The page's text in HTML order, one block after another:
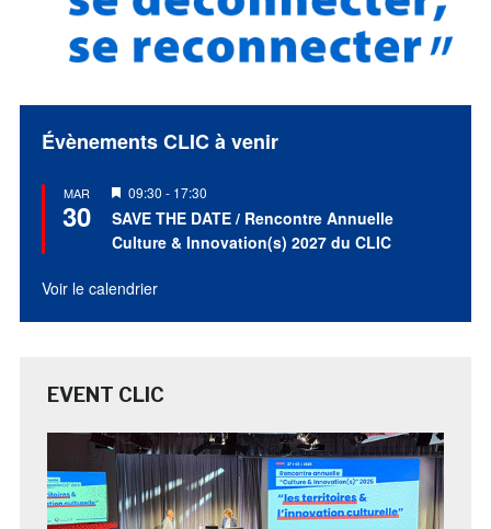
Évènements CLIC à venir
MAR
30
Mis
en
avant
09:30 - 17:30
SAVE THE DATE / Rencontre Annuelle
Culture & Innovation(s) 2027 du CLIC
Voir le calendrier
EVENT CLIC